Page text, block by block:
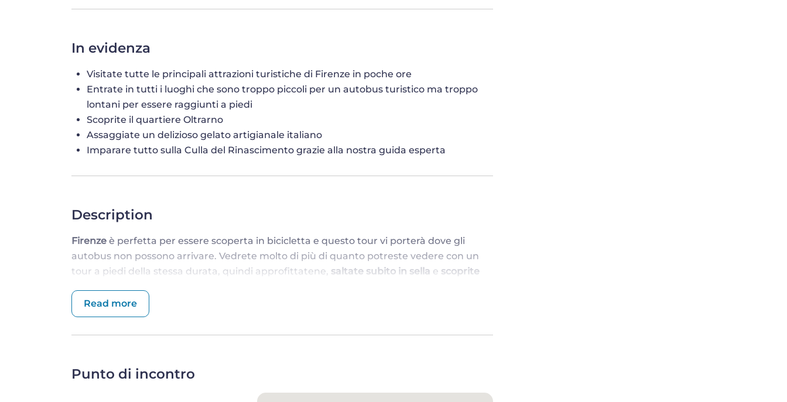
In evidenza
Visitate tutte le principali attrazioni turistiche di Firenze in poche ore
Entrate in tutti i luoghi che sono troppo piccoli per un autobus turistico ma troppo
lontani per essere raggiunti a piedi
Scoprite il quartiere Oltrarno
Assaggiate un delizioso gelato artigianale italiano
Imparare tutto sulla Culla del Rinascimento grazie alla nostra guida esperta
Description
Firenze è perfetta per essere scoperta in bicicletta e questo tour vi porterà dove gli
autobus non possono arrivare. Vedrete molto di più di quanto potreste vedere con un
tour a piedi della stessa durata, quindi approfittatene, saltate subito in sella e scoprite
FUORI DAI SOLITI PERCORSI TURISTICI A FIRENZE
perché c'è semplicemente così tanto da vedere, ma se ci fosse un modo per non dover
prendere questa difficile decisione? Beh, eccolo: untour privato in bicicletta di Firenze.
Read more
Punto di incontro